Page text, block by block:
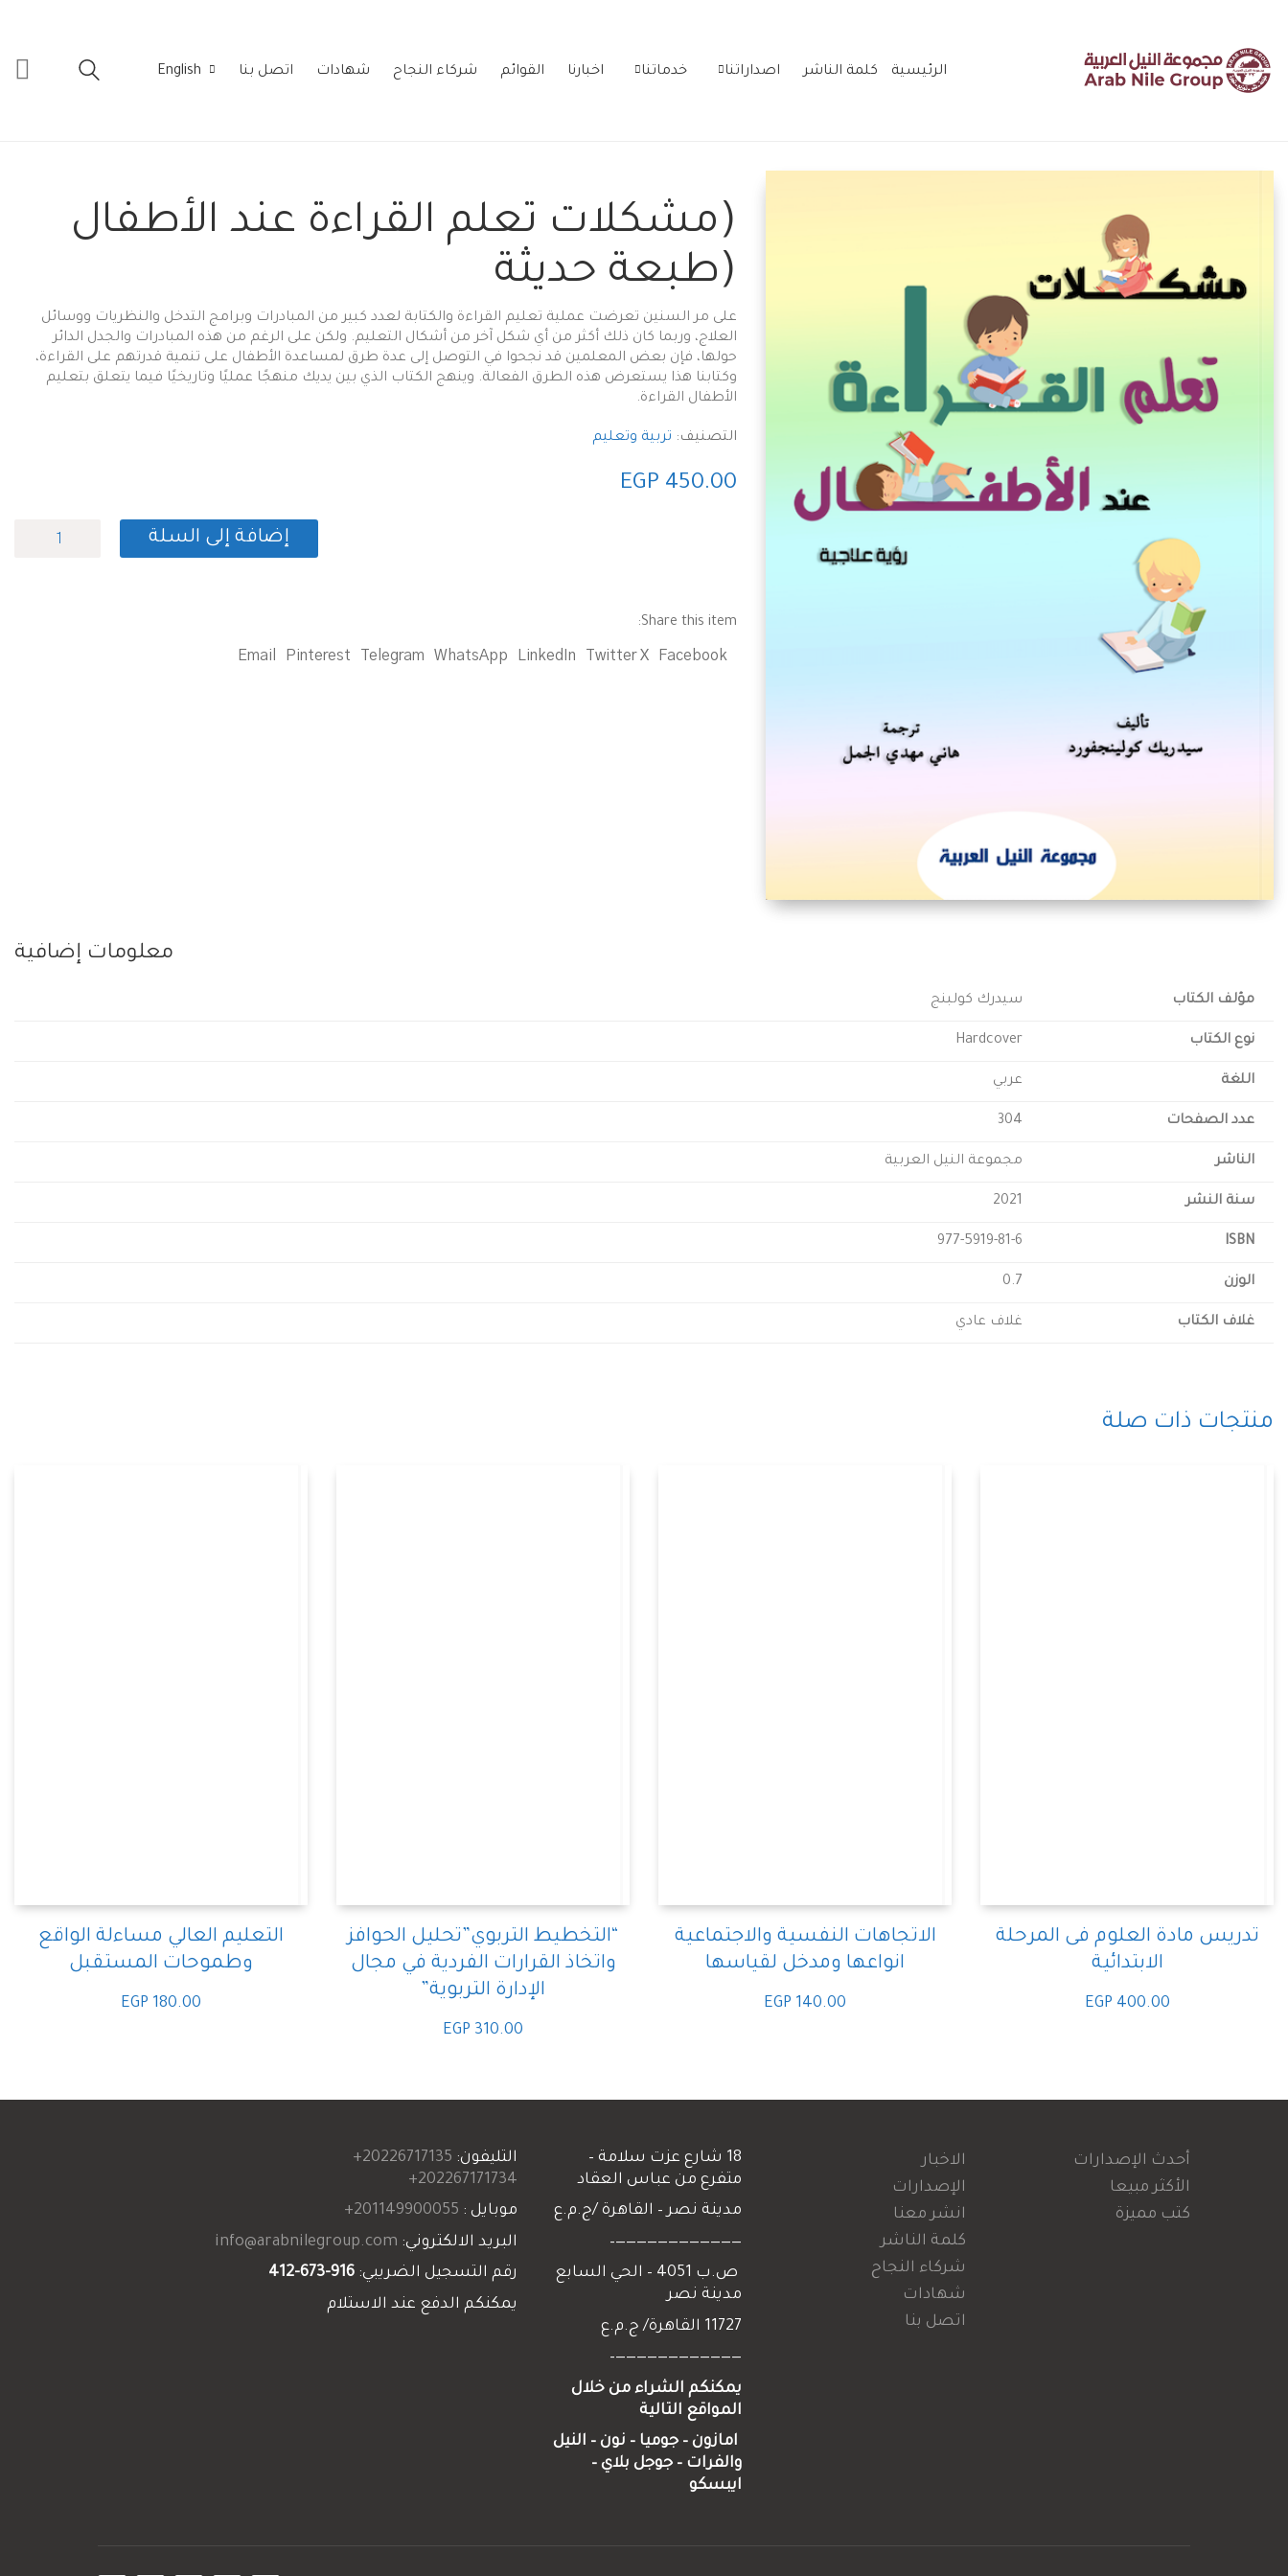
الرئيسية كلمة الناشر اصداراتنا خدماتنا اخبارنا القوائم شركاء النجاح شهادات اتصل بنا English
(مشكلات تعلم القراءة عند الأطفال
(طبعة حديثة
على مر السنين تعرضت عملية تعليم القراءة والكتابة لعدد كبير من المبادرات وبرامج التدخل والنظريات ووسائل
العلاج، وربما كان ذلك أكثر من أي شكل آخر من أشكال التعليم. ولكن على الرغم من هذه المبادرات والجدل الدائر
حولها، فإن بعض المعلمين قد نجحوا في التوصل إلى عدة طرق لمساعدة الأطفال على تنمية قدرتهم على القراءة،
وكتابنا هذا يستعرض هذه الطرق الفعالة. وينهج الكتاب الذي بين يديك منهجًا عمليًا وتاريخيًا فيما يتعلق بتعليم
الأطفال القراءة.
التصنيف: تربية وتعليم
EGP 450.00
(مشكلات
إضافة إلى السلة
Share this item:
Facebook
Twitter X
LinkedIn
WhatsApp
Telegram
Pinterest
Email
معلومات إضافية
مؤلف الكتاب سيدرك كولبنج
نوع الكتاب Hardcover
اللغة عربي
عدد الصفحات 304
الناشر مجموعة النيل العربية
سنة النشر 2021
ISBN
977-5919-81-6
الوزن 0.7
غلاف الكتاب غلاف عادي
منتجات ذات صلة
التعليم العالي مساءلة الواقع
وطموحات المستقبل
EGP 180.00
“التخطيط التربوي”تحليل الحوافز
واتخاذ القرارات الفردية في مجال
الإدارة التربوية”
EGP 310.00
الاتجاهات النفسية والاجتماعية
انواعها ومدخل لقياسها
EGP 140.00
تدريس مادة العلوم فى المرحلة
الابتدائية
EGP 400.00
التليفون: 20226717135+
202267171734+
موبايل : 201149900055+
البريد الالكتروني: info@arabnilegroup.com
رقم التسجيل الضريبي: 916-673-412
يمكنكم الدفع عند الاستلام
18 شارع عزت سلامة –
متفرع من عباس العقاد
مدينة نصر – القاهرة /ج.م.ع
————————————–
ص.ب 4051 – الحي السابع
مدينة نصر
11727 القاهرة/ ج.م.ع
————————————–
يمكنكم الشراء من خلال
المواقع التالية
امازون – جوميا – نون – النيل
والفرات – جوجل بلاي –
ايبسكو
الاخبار
الإصدارات
انشر معنا
كلمة الناشر
شركاء النجاح
شهادات
اتصل بنا
أحدث الإصدارات
الأكثر مبيعا
كتب مميزة